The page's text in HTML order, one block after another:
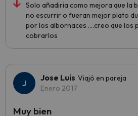
Solo añadiria como mejora que la
no escurrir o fueran mejor plato
por los albornaces ....creo que los
cobrarlos
Jose Luis Viajó en pareja
Enero 2017
Muy bien